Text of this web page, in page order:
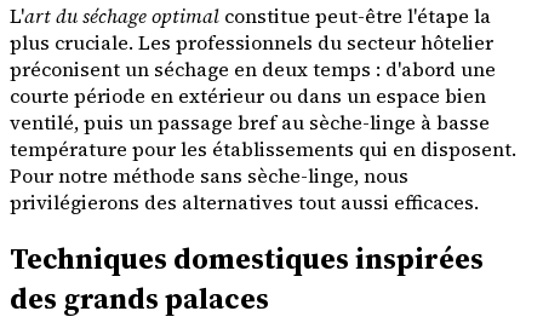
L'art du séchage optimal constitue peut-être l'étape la
plus cruciale. Les professionnels du secteur hôtelier
préconisent un séchage en deux temps : d'abord une
courte période en extérieur ou dans un espace bien
ventilé, puis un passage bref au sèche-linge à basse
température pour les établissements qui en disposent.
Pour notre méthode sans sèche-linge, nous
privilégierons des alternatives tout aussi efficaces.
Techniques domestiques inspirées
des grands palaces